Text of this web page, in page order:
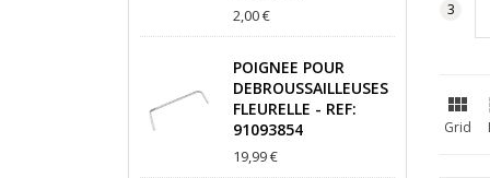
2,00 €
POIGNEE POUR
DEBROUSSAILLEUSES
FLEURELLE - REF:
91093854
19,99 €

Grid